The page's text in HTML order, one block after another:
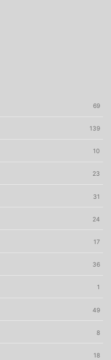
69
139
10
23
31
24
17
36
1
49
8
18